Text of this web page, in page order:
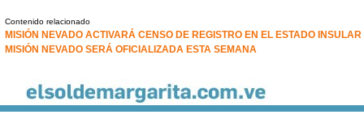
Contenido relacionado
MISIÓN NEVADO ACTIVARÁ CENSO DE REGISTRO EN EL ESTADO INSULAR
MISIÓN NEVADO SERÁ OFICIALIZADA ESTA SEMANA